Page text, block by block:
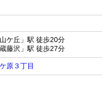
ケ丘」駅 徒歩20分
藤沢」駅 徒歩27分
原３丁目